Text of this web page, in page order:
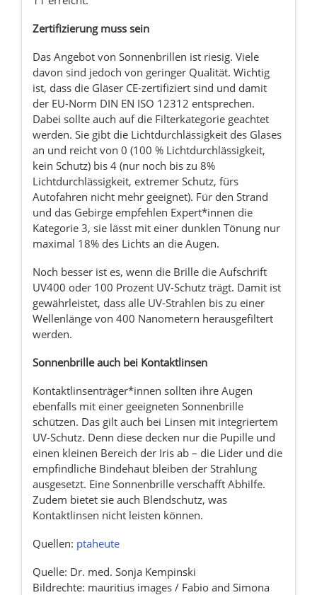
Zertifizierung muss sein
Das Angebot von Sonnenbrillen ist riesig. Viele
davon sind jedoch von geringer Qualität. Wichtig
ist, dass die Gläser CE-zertifiziert sind und damit
der EU-Norm DIN EN ISO 12312 entsprechen.
Dabei sollte auch auf die Filterkategorie geachtet
werden. Sie gibt die Lichtdurchlässigkeit des Glases
an und reicht von 0 (100 % Lichtdurchlässigkeit,
kein Schutz) bis 4 (nur noch bis zu 8%
Lichtdurchlässigkeit, extremer Schutz, fürs
Autofahren nicht mehr geeignet). Für den Strand
und das Gebirge empfehlen Expert*innen die
Kategorie 3, sie lässt mit einer dunklen Tönung nur
maximal 18% des Lichts an die Augen.
Noch besser ist es, wenn die Brille die Aufschrift
UV400 oder 100 Prozent UV-Schutz trägt. Damit ist
gewährleistet, dass alle UV-Strahlen bis zu einer
Wellenlänge von 400 Nanometern herausgefiltert
werden.
Sonnenbrille auch bei Kontaktlinsen
Kontaktlinsenträger*innen sollten ihre Augen
ebenfalls mit einer geeigneten Sonnenbrille
schützen. Das gilt auch bei Linsen mit integriertem
UV-Schutz. Denn diese decken nur die Pupille und
einen kleinen Bereich der Iris ab – die Lider und die
empfindliche Bindehaut bleiben der Strahlung
ausgesetzt. Eine Sonnenbrille verschafft Abhilfe.
Zudem bietet sie auch Blendschutz, was
Kontaktlinsen nicht leisten können.
Quellen: ptaheute
Quelle: Dr. med. Sonja Kempinski
Bildrechte: mauritius images / Fabio and Simona